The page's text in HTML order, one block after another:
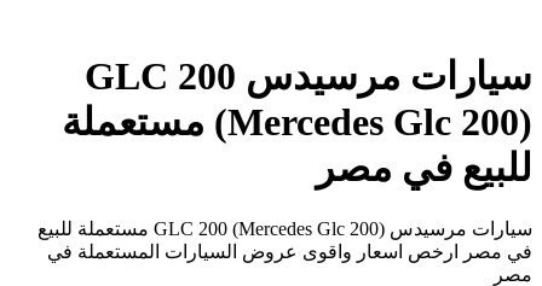
سيارات مرسيدس GLC 200
(Mercedes Glc 200) مستعملة
للبيع في مصر
سيارات مرسيدس GLC 200 (Mercedes Glc 200) مستعملة للبيع
في مصر ارخص اسعار واقوى عروض السيارات المستعملة في
مصر